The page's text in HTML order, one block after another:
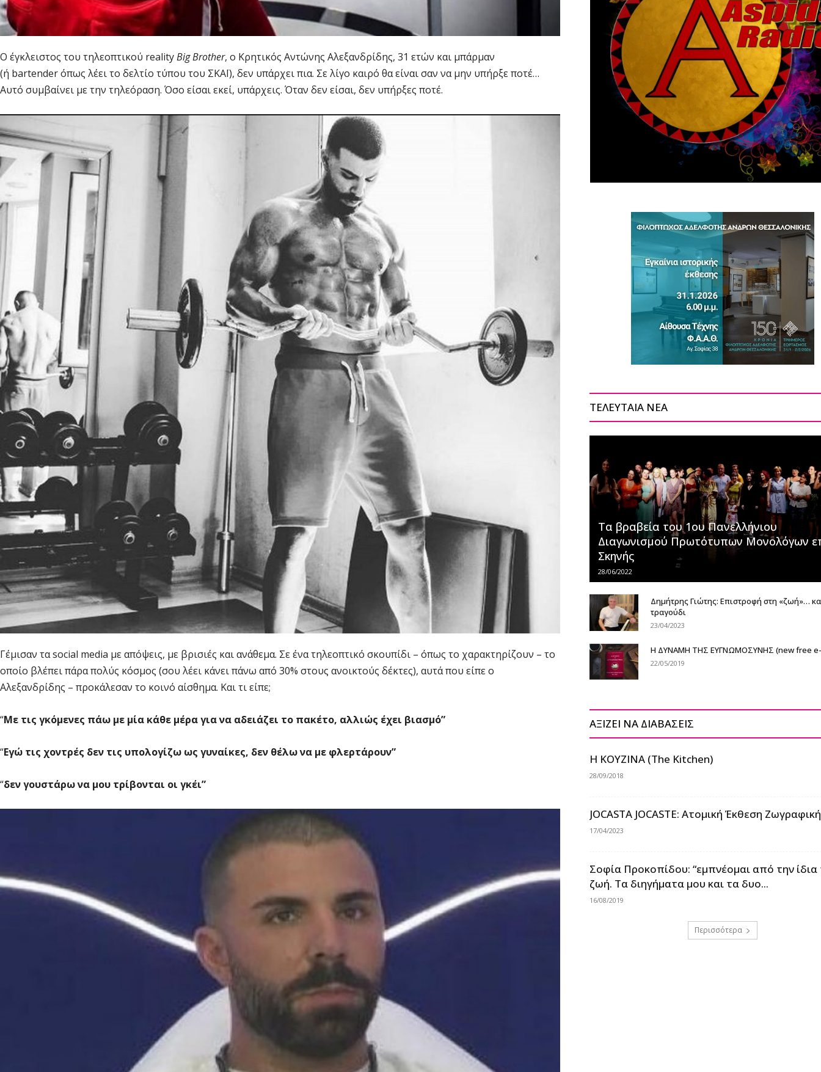
Ο έγκλειστος του τηλεοπτικού realityBig Brother, ο Κρητικός Αντώνης Αλεξανδρίδης, 31 ετών και μπάρμαν
(ή bartender όπως λέει το δελτίο τύπου του ΣΚΑΪ), δεν υπάρχει πια. Σε λίγο καιρό θα είναι σαν να μην υπήρξε ποτέ…
Αυτό συμβαίνει με την τηλεόραση. Όσο είσαι εκεί, υπάρχεις. Όταν δεν είσαι, δεν υπήρξες ποτέ.
Γέμισαν τα social media με απόψεις, με βρισιές και ανάθεμα. Σε ένα τηλεοπτικό σκουπίδι – όπως το χαρακτηρίζουν – το
οποίο βλέπει πάρα πολύς κόσμος (σου λέει κάνει πάνω από 30% στους ανοικτούς δέκτες), αυτά που είπε ο
Αλεξανδρίδης – προκάλεσαν το κοινό αίσθημα. Και τι είπε;
“Με τις γκόμενες πάω με μία κάθε μέρα για να αδειάζει το πακέτο, αλλιώς έχει βιασμό”
“Εγώ τις χοντρές δεν τις υπολογίζω ως γυναίκες, δεν θέλω να με φλερτάρουν”
“δεν γουστάρω να μου τρίβονται οι γκέι”
ΤΕΛΕΥΤΑΙΑ ΝΕΑ
Τα βραβεία του 1ου Πανελλήνιου
Διαγωνισμού Πρωτότυπων Μονολόγων
Σκηνής
28/06/2022
Δημήτρης Γιώτης: Επιστροφή στη «ζωή»…
τραγούδι
23/04/2023
Η ΔΥΝΑΜΗ ΤΗΣ ΕΥΓΝΩΜΟΣΥΝΗΣ (new free
22/05/2019
ΑΞΙΖΕΙ ΝΑ ΔΙΑΒΑΣΕΙΣ
H KOYZINA (The Kitchen)
28/09/2018
JOCASTA JOCASTE: Ατομική Έκθεση
17/04/2023
Σοφία Προκοπίδου: “εμπνέομαι από την ίδια
ζωή. Τα διηγήματα μου και τα δυο...
16/08/2019
Περισσότερα